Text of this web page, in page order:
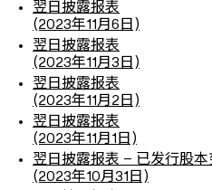
翌日披露报表
(2023年11月6日)
翌日披露报表
(2023年11月3日)
翌日披露报表
(2023年11月2日)
翌日披露报表
(2023年11月1日)
翌日披露报表 – 已发行股本
(2023年10月31日)